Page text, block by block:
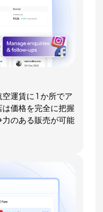
運賃に 1 か所でア
価格を完全に把握
のある販売が可能